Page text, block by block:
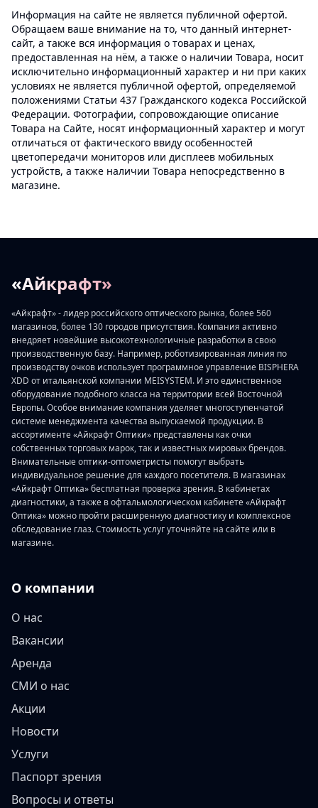
Информация на сайте не является публичной офертой.
Обращаем ваше внимание на то, что данный интернет-
сайт, а также вся информация о товарах и ценах,
предоставленная на нём, а также о наличии Товара, носит
исключительно информационный характер и ни при каких
условиях не является публичной офертой, определяемой
положениями Статьи 437 Гражданского кодекса Российской
Федерации. Фотографии, сопровождающие описание
Товара на Сайте, носят информационный характер и могут
отличаться от фактического ввиду особенностей
цветопередачи мониторов или дисплеев мобильных
устройств, а также наличии Товара непосредственно в
магазине.
«Айкрафт»
«Айкрафт» - лидер российского оптического рынка, более 560
магазинов, более 130 городов присутствия. Компания активно
внедряет новейшие высокотехнологичные разработки в свою
производственную базу. Например, роботизированная линия по
производству очков использует программное управление BISPHERA
XDD от итальянской компании MEISYSTEM. И это единственное
оборудование подобного класса на территории всей Восточной
Европы. Особое внимание компания уделяет многоступенчатой
системе менеджмента качества выпускаемой продукции. В
ассортименте «Айкрафт Оптики» представлены как очки
собственных торговых марок, так и известных мировых брендов.
Внимательные оптики-оптометристы помогут выбрать
индивидуальное решение для каждого посетителя. В магазинах
«Айкрафт Оптика» бесплатная проверка зрения. В кабинетах
диагностики, а также в офтальмологическом кабинете «Айкрафт
Оптика» можно пройти расширенную диагностику и комплексное
обследование глаз. Стоимость услуг уточняйте на сайте или в
магазине.
О компании
О нас
Вакансии
Аренда
СМИ о нас
Акции
Новости
Услуги
Паспорт зрения
Вопросы и ответы